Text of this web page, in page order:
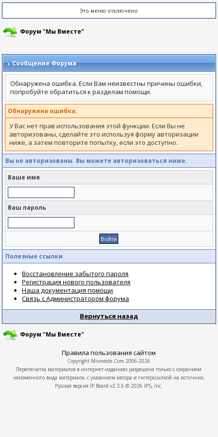
Это меню отключено
Форум "Мы Вместе"
Сообщение Форума
Обнаружена ошибка. Если Вам неизвестны причины ошибки,
попробуйте обратиться к разделам помощи.
Обнаружена ошибка:
У Вас нет прав использования этой функции. Если Вы не
авторизованы, сделайте это используя форму авторизации
ниже, а затем повторите попытку, если это доступно.
Вы не авторизованы. Вы можете авторизоваться ниже.
Ваше имя
Ваш пароль
Полезные ссылки
Восстановление забытого пароля
Регистрация нового пользователя
Наша документация помощи
Связь с Администратором форума
Вернуться назад
Форум "Мы Вместе"
Правила пользования сайтом
Copyright Mivmeste.Com 2006-2026
Перепечатка материалов в интернет-изданиях разрешена только с сохранием
неизменного вида материала, с указанием автора и гиперссылкой на источник.
Русская версия IP.Board v2.3.6 © 2026 IPS, Inc.